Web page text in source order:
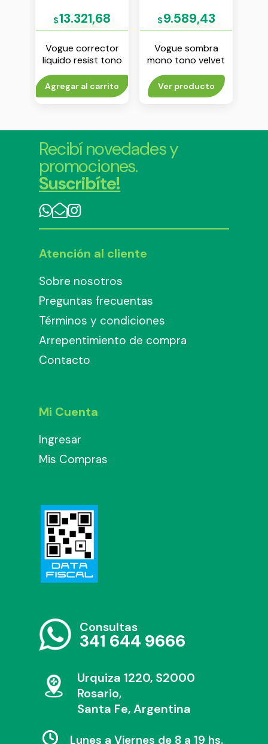
$13.321,68
Vogue corrector
liquido resist tono
vainilla
Agregar al carrito
$9.589,43
Vogue sombra
mono tono velvet
Ver producto
Recibí novedades y
promociones.
Suscribíte!
Atención al cliente
Sobre nosotros
Preguntas frecuentas
Términos y condiciones
Arrepentimiento de compra
Contacto
Mi Cuenta
Ingresar
Mis Compras
Consultas
341 644 9666
Urquiza 1220, S2000
Rosario,
Santa Fe, Argentina
Lunes a Viernes de 8 a 19 hs.